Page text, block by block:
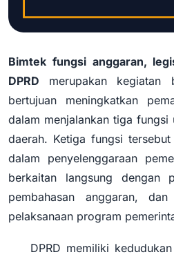
Bimtek Fungsi
dan
Bimtek fungsi anggaran,
DPRD merupakan kegiatan
bertujuan meningkatkan
dalam menjalankan tiga
daerah. Ketiga fungsi
dalam penyelenggaraan
berkaitan langsung dengan
pembahasan anggaran,
pelaksanaan program
DPRD memiliki